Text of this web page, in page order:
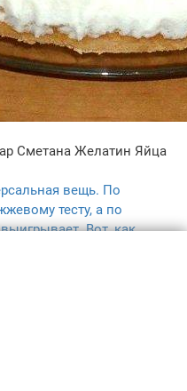
Сметана Желатин Яйца
вещь. По
тесту, а по
Вот, как